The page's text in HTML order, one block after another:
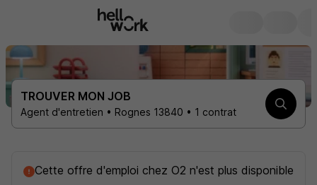
TROUVER MON JOB
Agent d'entretien • Rognes 13840 • 1 contrat
Cette offre d'emploi chez O2 n'est plus disponible